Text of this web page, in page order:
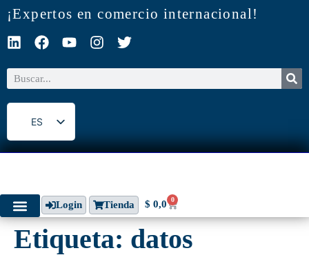
¡Expertos en comercio internacional!
ES
EN
Login Tienda $ 0,0 0
Etiqueta: datos